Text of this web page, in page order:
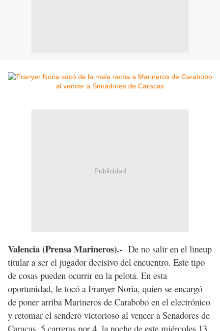
Publicidad
Valencia (Prensa Marineros).- De no salir en el lineup
titular a ser el jugador decisivo del encuentro. Este tipo
de cosas pueden ocurrir en la pelota. En esta
oportunidad, le tocó a Franyer Noria, quien se encargó
de poner arriba Marineros de Carabobo en el electrónico
y retomar el sendero victorioso al vencer a Senadores de
Caracas, 5 carreras por 4, la noche de este miércoles 13